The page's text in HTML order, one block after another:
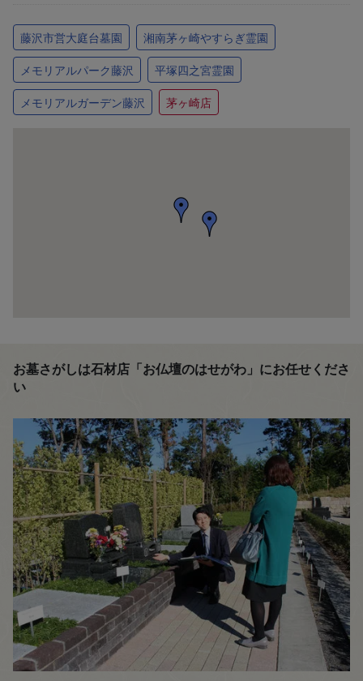
藤沢市営大庭台墓園
湘南茅ヶ崎やすらぎ霊園
メモリアルパーク藤沢
平塚四之宮霊園
メモリアルガーデン藤沢
茅ヶ崎店
お墓さがしは石材店「お仏壇のはせがわ」にお任せくださ
い